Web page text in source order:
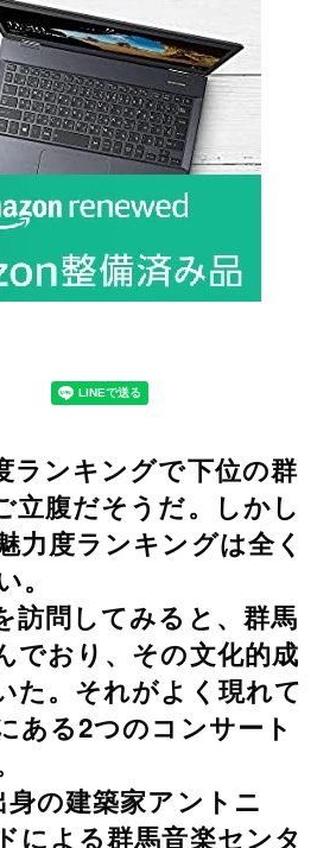
ランキングで下位の群
立腹だそうだ。しかし
力度ランキングは全く
。
訪問してみると、群馬
でおり、その文化的成
た。それがよく現れて
ある2つのコンサート
の建築家アントニ
による群馬音楽センタ